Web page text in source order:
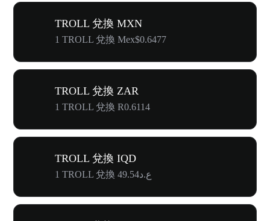
TROLL 兌換 MXN
1 TROLL 兌換 Mex$0.6477
TROLL 兌換 ZAR
1 TROLL 兌換 R0.6114
TROLL 兌換 IQD
1 TROLL 兌換 ع.د49.54